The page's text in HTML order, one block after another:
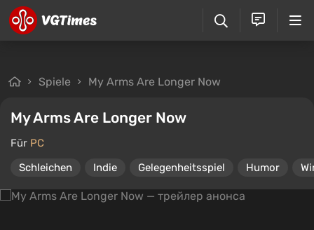
Spiele My Arms Are Longer Now
My Arms Are Longer Now
Für PC
Schleichen
Indie Gelegenheitsspiel Humor